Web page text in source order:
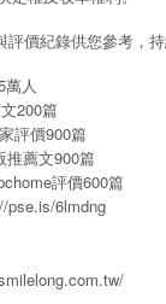
評價紀錄供您參考，
萬人
200篇
評價900篇
推薦文900篇
評價600篇
pse.is/6lmdng